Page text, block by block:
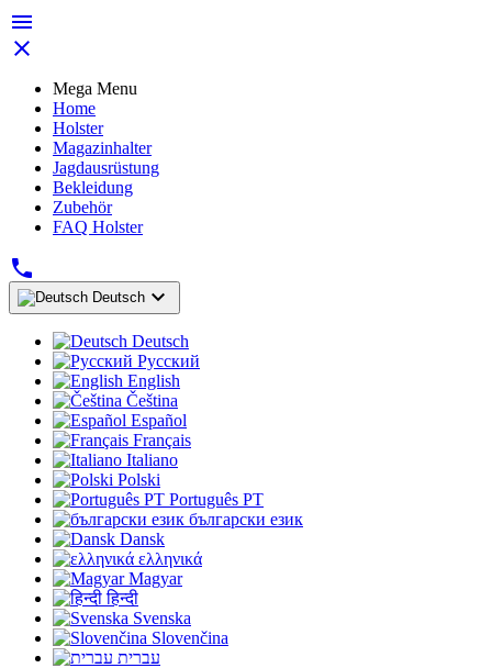


Mega Menu
Home
Holster
Magazinhalter
Jagdausrüstung
Bekleidung
Zubehör
FAQ Holster

Deutsch 
Deutsch
Русский
English
Čeština
Español
Français
Italiano
Polski
Português PT
български език
Dansk
ελληνικά
Magyar
हिन्दी
Svenska
Slovenčina
עברית